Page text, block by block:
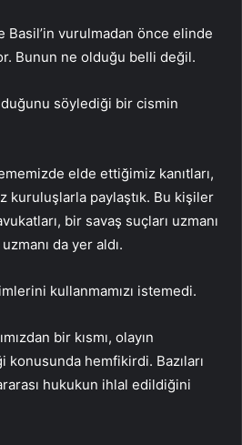
Basil’in vurulmadan önce elinde
Bunun ne olduğu belli değil.
söylediği bir cismin
elde ettiğimiz kanıtları,
kuruluşlarla paylaştık. Bu kişiler
bir savaş suçları uzmanı
da yer aldı.
kullanmamızı istemedi.
bir kısmı, olayın
konusunda hemfikirdi. Bazıları
hukukun ihlal edildiğini